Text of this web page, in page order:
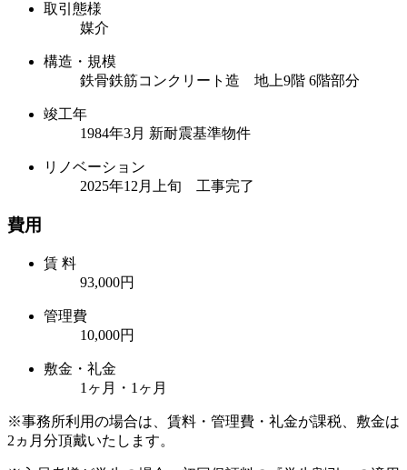
取引態様
媒介
構造・規模
鉄骨鉄筋コンクリート造 地上9階 6階部分
竣工年
1984年3月 新耐震基準物件
リノベーション
2025年12月上旬 工事完了
費用
賃 料
93,000円
管理費
10,000円
敷金・礼金
1ヶ月・1ヶ月
※事務所利用の場合は、賃料・管理費・礼金が課税、敷金は
2ヵ月分頂戴いたします。